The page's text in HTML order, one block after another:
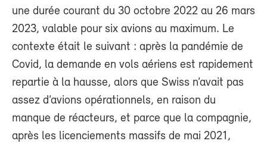
une durée courant du 30 octobre 2022 au 26 mars
2023, valable pour six avions au maximum. Le
contexte était le suivant : après la pandémie de
Covid, la demande en vols aériens est rapidement
repartie à la hausse, alors que Swiss n’avait pas
assez d’avions opérationnels, en raison du
manque de réacteurs, et parce que la compagnie,
après les licenciements massifs de mai 2021,